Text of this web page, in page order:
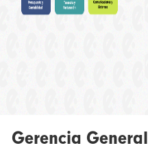
Gerencia General